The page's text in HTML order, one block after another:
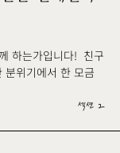
하는가입니다! 친구
위기에서 한 모금
섹션 2